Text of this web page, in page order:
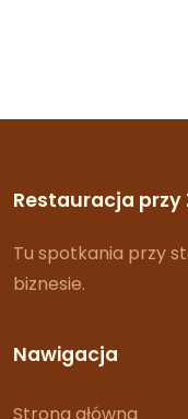
Restauracja przy
Tu spotkania przy
biznesie.
Nawigacja